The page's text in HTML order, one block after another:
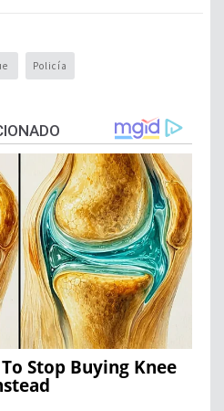
Policía
Stop Buying Knee